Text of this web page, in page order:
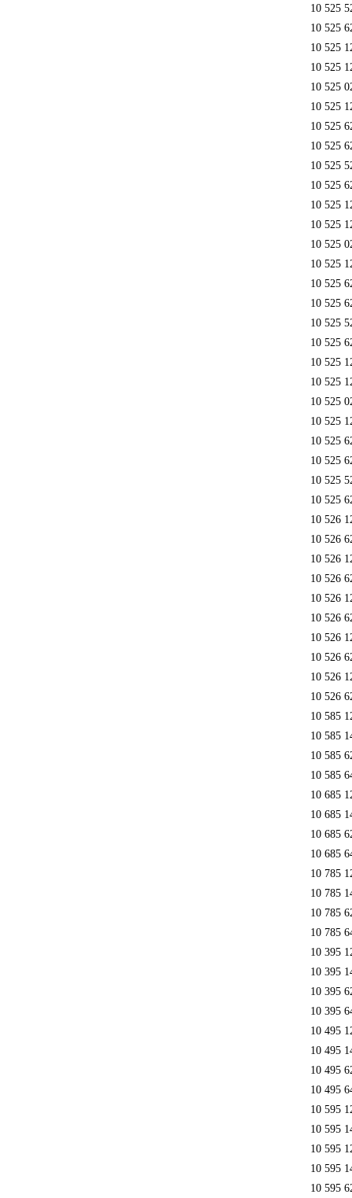
10 525
10 525
10 525
10 525
10 525
10 525
10 525
10 525
10 525
10 525
10 525
10 525
10 525
10 525
10 525
10 525
10 525
10 525
10 525
10 525
10 525
10 525
10 525
10 525
10 525
10 525
10 526
10 526
10 526
10 526
10 526
10 526
10 526
10 526
10 526
10 526
10 585
10 585
10 585
10 585
10 685
10 685
10 685
10 685
10 785
10 785
10 785
10 785
10 395
10 395
10 395
10 395
10 495
10 495
10 495
10 495
10 595
10 595
10 595
10 595
10 595